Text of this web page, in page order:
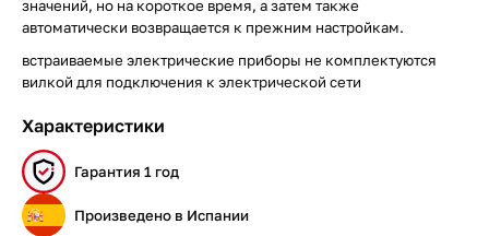
значений, но на короткое время, а затем также
автоматически возвращается к прежним настройкам.
встраиваемые электрические приборы не комплектуются
вилкой для подключения к электрической сети
Характеристики
Гарантия 1 год
Произведено в Испании